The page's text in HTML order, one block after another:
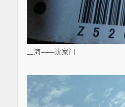
上海——沈家门